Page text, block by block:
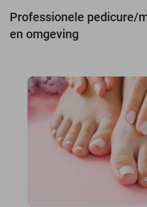
Professionele pedicure/
en omgeving